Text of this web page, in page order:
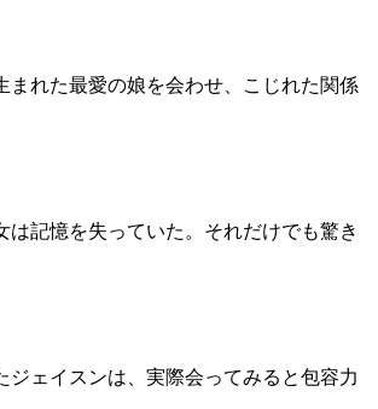
まれた最愛の娘を会わせ、こじれた関係
記憶を失っていた。それだけでも驚き
ェイスンは、実際会ってみると包容力